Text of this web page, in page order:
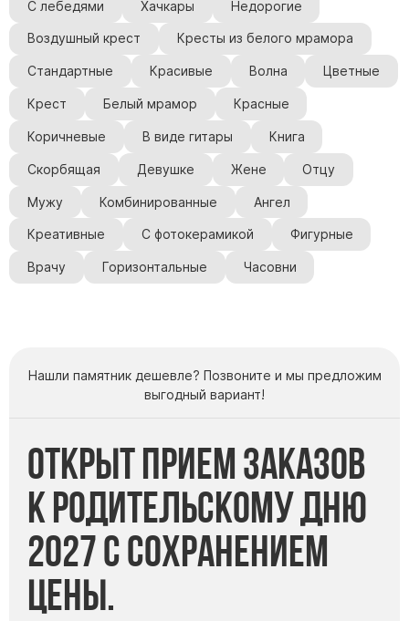
С лебедями Хачкары Недорогие
Воздушный крест Кресты из белого мрамора
Стандартные Красивые Волна Цветные
Крест Белый мрамор Красные
Коричневые В виде гитары Книга
Скорбящая Девушке Жене Отцу
Мужу Комбинированные Ангел
Креативные С фотокерамикой Фигурные
Врачу Горизонтальные Часовни
Нашли памятник дешевле? Позвоните и мы предложим
выгодный вариант!
Открыт прием заказов
к Родительскому дню
2027 с сохранением
цены.